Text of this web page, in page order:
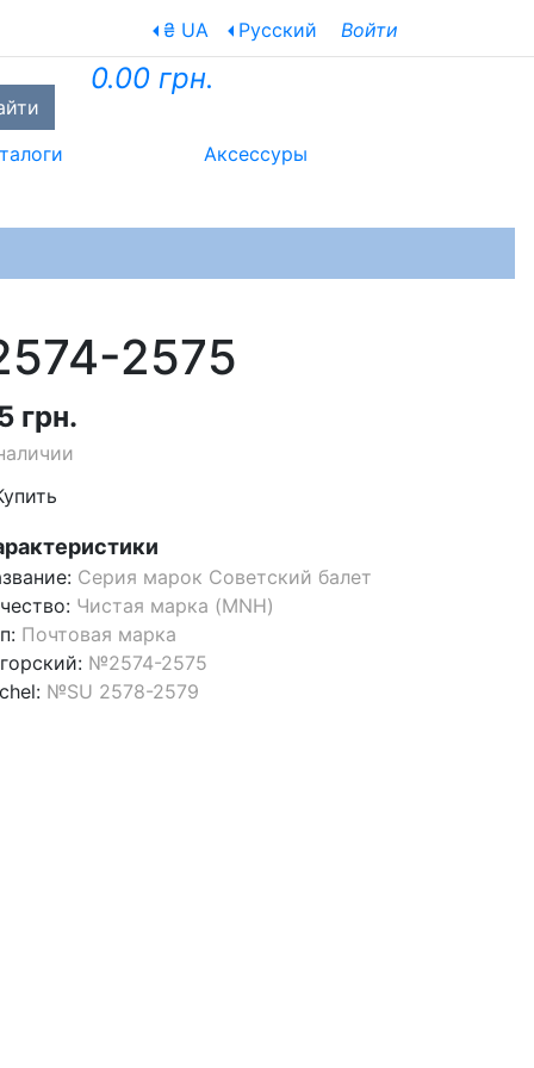
₴ UA Русский Войти
0.00 грн.
Аксессуры
2575
грн.
Серия марок Советский балет
Чистая марка (MNH)
Почтовая марка
№2574-2575
№SU 2578-2579